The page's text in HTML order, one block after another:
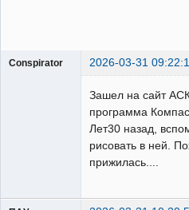
Conspirator 2026-03-31
Зашел на сайт
программа
Лет30 назад,
рисовать в ней.
прижилась....